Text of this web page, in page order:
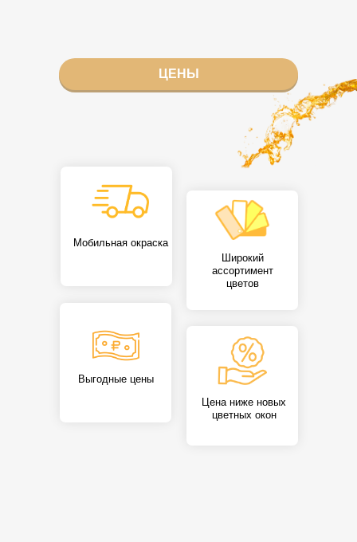
Мобильная окраска
Широкий
ассортимент
цветов
Выгодные цены
Цена ниже новых
цветных окон
ЦЕНЫ